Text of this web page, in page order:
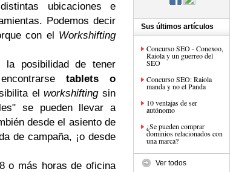
ubicaciones e
Podemos decir
con el Workshifting
posibilidad de tener
tablets o
elworkshifting sin
se pueden llevar a
desde el asiento de
de campaña, ¡o desde
o más horas de oficina
Sus últimos artículos
Concurso SEO - Conexoo,
Raiola y un guerreo del
SEO
Concurso SEO: Raiola
manda y no el Panda
10 ventajas de ser
autónomo
¿Se pueden comprar
dominios relacionados con
una marca?
Ver todos